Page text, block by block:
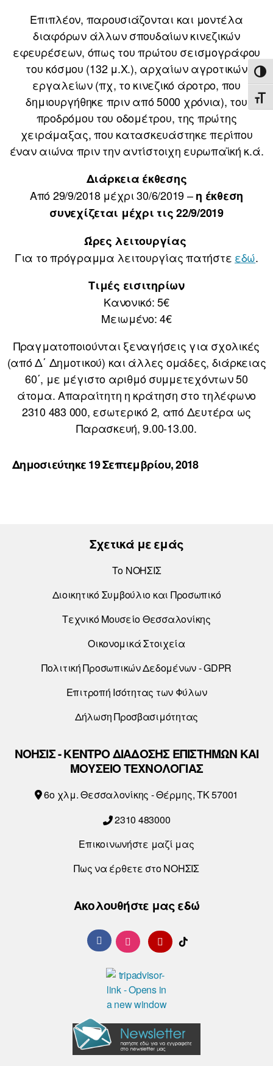
Επιπλέον, παρουσιάζονται και μοντέλα
διαφόρων άλλων σπουδαίων κινεζικών
εφευρέσεων, όπως του πρώτου σεισμογράφου
του κόσμου (132 μ.Χ.), αρχαίων αγροτικών
εργαλείων (πχ, το κινεζικό άροτρο, που
δημιουργήθηκε πριν από 5000 χρόνια), του
προδρόμου του οδομέτρου, της πρώτης
χειράμαξας, που κατασκευάστηκε περίπου
έναν αιώνα πριν την αντίστοιχη ευρωπαϊκή κ.ά.
Διάρκεια έκθεσης
Από 29/9/2018 μέχρι 30/6/2019 –η έκθεση
συνεχίζεται μέχρι τις 22/9/2019
Ώρες λειτουργίας
Για το πρόγραμμα λειτουργίας πατήστε εδώ.
Τιμές εισιτηρίων
Κανονικό: 5€
Μειωμένο: 4€
Πραγματοποιούνται ξεναγήσεις για σχολικές
(από Δ΄ Δημοτικού) και άλλες ομάδες, διάρκειας
60΄, με μέγιστο αριθμό συμμετεχόντων 50
άτομα. Απαραίτητη η κράτηση στο τηλέφωνο
2310 483 000, εσωτερικό 2, από Δευτέρα ως
Παρασκευή, 9.00-13.00.
Δημοσιεύτηκε 19 Σεπτεμβρίου, 2018
Σχετικά με εμάς
Το ΝΟΗΣΙΣ
Διοικητικό Συμβούλιο και Προσωπικό
Τεχνικό Μουσείο Θεσσαλονίκης
Οικονομικά Στοιχεία
Πολιτική Προσωπικών Δεδομένων - GDPR
Επιτροπή Ισότητας των Φύλων
Δήλωση Προσβασιμότητας
ΝΟΗΣΙΣ - ΚΕΝΤΡΟ ΔΙΑΔΟΣΗΣ ΕΠΙΣΤΗΜΩΝ ΚΑΙ
ΜΟΥΣΕΙΟ ΤΕΧΝΟΛΟΓΙΑΣ
6o χλμ. Θεσσαλονίκης - Θέρμης, ΤΚ 57001
2310 483000
Επικοινωνήστε μαζί μας
Πως να έρθετε στο ΝΟΗΣΙΣ
Ακολουθήστε μας εδώ